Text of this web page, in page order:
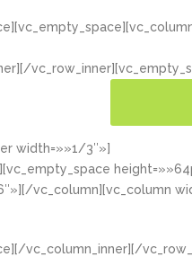
width=»»1/3″»]
vc_column][vc_column
vc_column_inner][/